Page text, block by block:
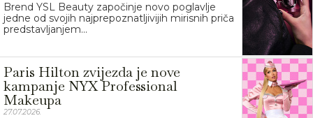
Brend YSL Beauty započinje novo poglavlje
jedne od svojih najprepoznatljivijih mirisnih priča
predstavljanjem...
Paris Hilton zvijezda je nove
kampanje NYX Professional
Makeupa
27.07.2026.